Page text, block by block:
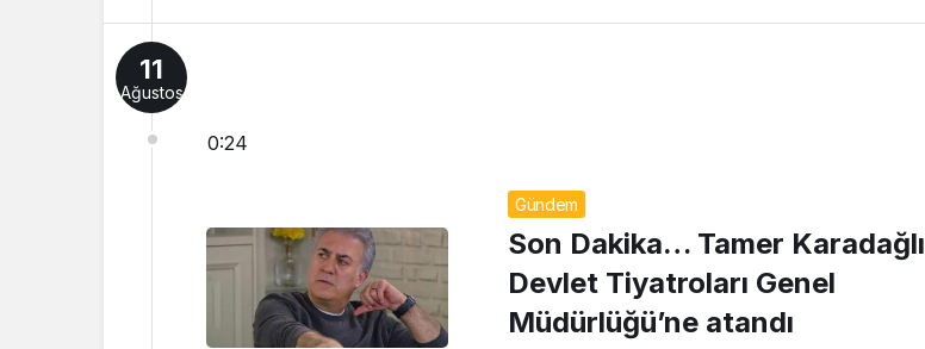
11
Ağustos
0:24
Gündem
Son Dakika… Tamer Karadağlı
Devlet Tiyatroları Genel
Müdürlüğü’ne atandı